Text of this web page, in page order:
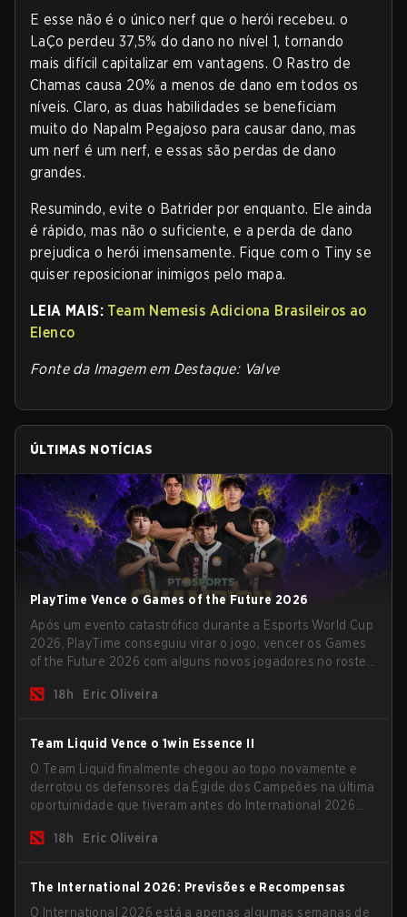
E esse não é o único nerf que o herói recebeu. o
LaÇo perdeu 37,5% do dano no nível 1, tornando
mais difícil capitalizar em vantagens. O Rastro de
Chamas causa 20% a menos de dano em todos os
níveis. Claro, as duas habilidades se beneficiam
muito do Napalm Pegajoso para causar dano, mas
um nerf é um nerf, e essas são perdas de dano
grandes.
Resumindo, evite o Batrider por enquanto. Ele ainda
é rápido, mas não o suficiente, e a perda de dano
prejudica o herói imensamente. Fique com o Tiny se
quiser reposicionar inimigos pelo mapa.
LEIA MAIS: Team Nemesis Adiciona Brasileiros ao
Elenco
Fonte da Imagem em Destaque: Valve
ÚLTIMAS NOTÍCIAS
PlayTime Vence o Games of the Future 2026
Após um evento catastrófico durante a Esports World Cup
2026, PlayTime conseguiu virar o jogo, vencer os Games
of the Future 2026 com alguns novos jogadores no roster
da nova temporada.
18h Eric Oliveira
Team Liquid Vence o 1win Essence II
O Team Liquid finalmente chegou ao topo novamente e
derrotou os defensores da Égide dos Campeões na última
oportuinidade que tiveram antes do International 2026
conquistar uma chance de glória eterna.
18h Eric Oliveira
The International 2026: Previsões e Recompensas
O International 2026 está a apenas algumas semanas de